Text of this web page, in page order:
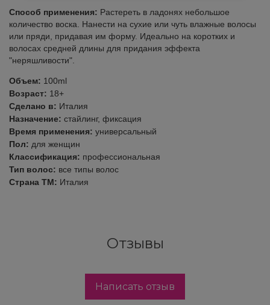
Способ применения: Растереть в ладонях небольшое
количество воска. Нанести на сухие или чуть влажные волосы
или пряди, придавая им форму. Идеально на коротких и
волосах средней длины для придания эффекта
"неряшливости".
Объем: 100ml
Возраст: 18+
Сделано в: Италия
Назначение: стайлинг, фиксация
Время применения: универсальный
Пол: для женщин
Классификация: профессиональная
Тип волос: все типы волос
Страна ТМ: Италия
Отзывы
Написать отзыв
Subtil Design Lab - Серия для
максимального сохранения цвета волос
Subtil Global Lift - Глубокое восстановление
Subtil Man XY - Серия для мужчин: для
ухода и укладки
Subtil Retouch Lab - защита цвета волос
Осветляющие средства и окислители
Laboratoire Ducastel Subtil Blond
Subrina Glow-Plex - Питание, увлажнение и
You Look Glamour
You Look Professional